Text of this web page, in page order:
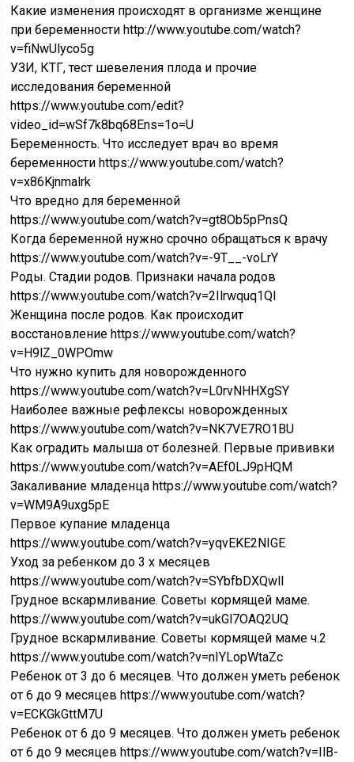
Какие изменения происходят в организме женщине
при беременности http://www.youtube.com/watch?
v=fiNwUlyco5g
УЗИ, КТГ, тест шевеления плода и прочие
исследования беременной
https://www.youtube.com/edit?
video_id=wSf7k8bq68Ens=1o=U
Беременность. Что исследует врач во время
беременности https://www.youtube.com/watch?
v=x86Kjnmalrk
Что вредно для беременной
https://www.youtube.com/watch?v=gt8Ob5pPnsQ
Когда беременной нужно срочно обращаться к врачу
https://www.youtube.com/watch?v=-9T__-voLrY
Роды. Стадии родов. Признаки начала родов
https://www.youtube.com/watch?v=2Ilrwquq1QI
Женщина после родов. Как происходит
восстановление https://www.youtube.com/watch?
v=H9lZ_0WPOmw
Что нужно купить для новорожденного
https://www.youtube.com/watch?v=L0rvNHHXgSY
Наиболее важные рефлексы новорожденных
https://www.youtube.com/watch?v=NK7VE7RO1BU
Как оградить малыша от болезней. Первые прививки
https://www.youtube.com/watch?v=AEf0LJ9pHQM
Закаливание младенца https://www.youtube.com/watch?
v=WM9A9uxg5pE
Первое купание младенца
https://www.youtube.com/watch?v=yqvEKE2NIGE
Уход за ребенком до 3 х месяцев
https://www.youtube.com/watch?v=SYbfbDXQwlI
Грудное вскармливание. Советы кормящей маме.
https://www.youtube.com/watch?v=ukGl7OAQ2UQ
Грудное вскармливание. Советы кормящей маме ч.2
https://www.youtube.com/watch?v=nIYLopWtaZc
Ребенок от 3 до 6 месяцев. Что должен уметь ребенок
от 6 до 9 месяцев https://www.youtube.com/watch?
v=ECKGkGttM7U
Ребенок от 6 до 9 месяцев. Что должен уметь ребенок
от 6 до 9 месяцев https://www.youtube.com/watch?v=IlB-